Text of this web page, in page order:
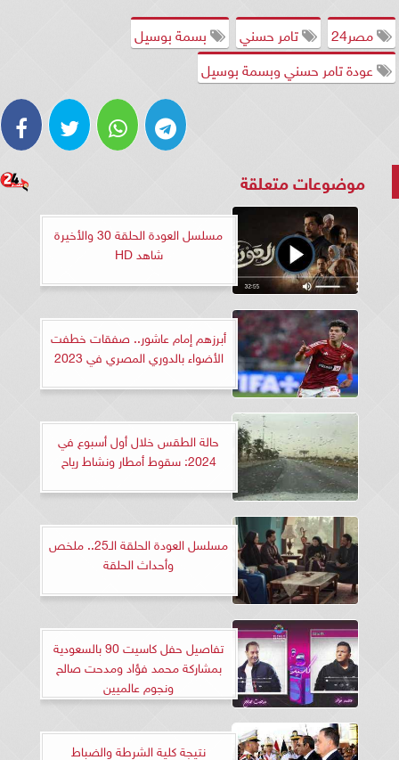
مصر24
تامر حسني
بسمة بوسيل
عودة تامر حسني وبسمة بوسيل
موضوعات متعلقة
مسلسل العودة الحلقة 30 والأخيرة
شاهد HD
أبرزهم إمام عاشور.. صفقات خطفت
الأضواء بالدوري المصري في 2023
حالة الطقس خلال أول أسبوع في
2024: سقوط أمطار ونشاط رياح
مسلسل العودة الحلقة الـ25.. ملخص
وأحداث الحلقة
تفاصيل حفل كاسيت 90 بالسعودية
بمشاركة محمد فؤاد ومدحت صالح
ونجوم عالميين
نتيجة كلية الشرطة والضباط